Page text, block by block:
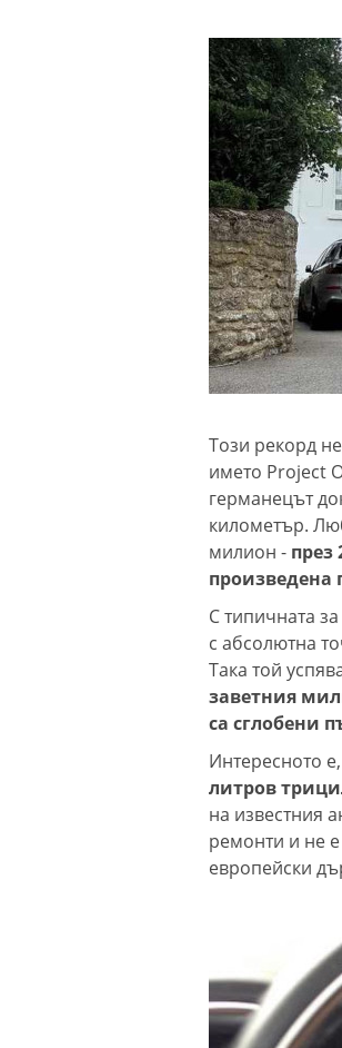
Този рекорд
името Project
германецът
километър.
милион - през
произведена
С типичната
с абсолютна
Така той
заветния
са сглобени
Интересното
литров
на известния
ремонти и не
европейски